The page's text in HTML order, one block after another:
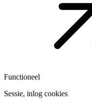
Functioneel
Sessie, inlog cookies